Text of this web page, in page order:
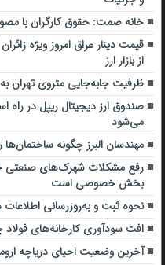
خانه صمت: حقوق کارگران با
قیمت دینار عراق امروز ویژه
از بازار ارز
ظرفیت جابه‌جایی متروی تهران به ۳.۵ میلیون سفر در روز می‌رسد
صندوق ارز دیجیتال ریپل در
می‌شود
مهندسان البرز چگونه ساختمان‌ها
رفع مشکلات شهرک‌های صنعتی
بخش خصوصی است
نحوه ثبت و به‌روزرسانی اطلاعات
افت سودآوری کارخانه‌های فولاد چین
آخرین وضعیت احیای دریاچه